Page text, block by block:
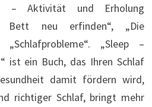
– Aktivität und Erholung
Bett neu erfinden“, „Die
„Schlafprobleme“. „Sleep –
ist ein Buch, das Ihren Schlaf
damit fördern wird,
richtiger Schlaf, bringt mehr